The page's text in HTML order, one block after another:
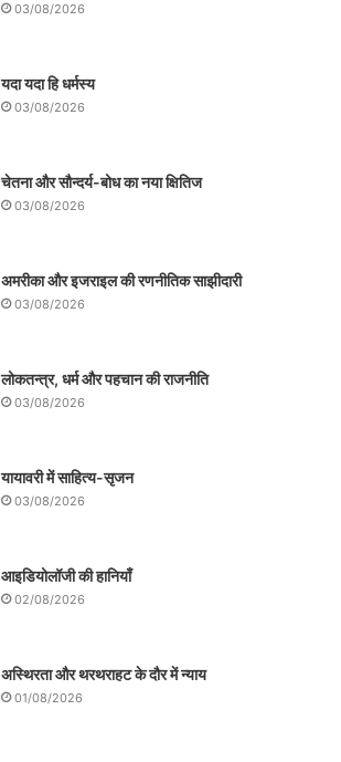
03/08/2026
यदा यदा हि धर्मस्य
03/08/2026
चेतना और सौन्दर्य-बोध का नया क्षितिज
03/08/2026
अमरीका और इजराइल की रणनीतिक साझीदारी
03/08/2026
लोकतन्त्र, धर्म और पहचान की राजनीति
03/08/2026
यायावरी में साहित्य-सृजन
03/08/2026
आइडियोलॉजी की हानियाँ
02/08/2026
अस्थिरता और थरथराहट के दौर में न्याय
01/08/2026